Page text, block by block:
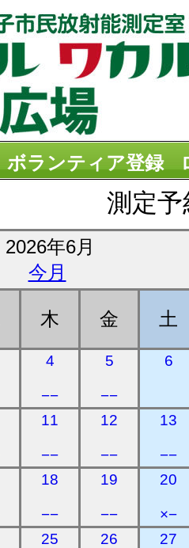
ボランティア登録
測定
2026年6月
今月
木 金 土
4
−−
5
−−
6
11
−−
12
−−
13
−−
18
−−
19
−−
20
×−
25 26 27